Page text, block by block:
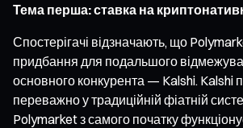
Тема перша: ставка на
Спостерігачі відзначають, що
придбання для подальшого
основного конкурента — Kalshi. Kalshi
переважно у традиційній фіатній
Polymarket з самого початку